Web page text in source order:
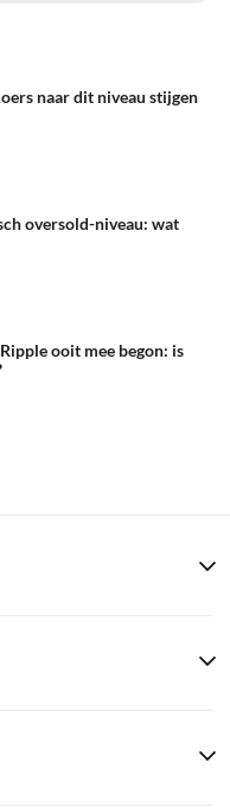
naar dit niveau stijgen
oversold-niveau: wat
ooit mee begon: is